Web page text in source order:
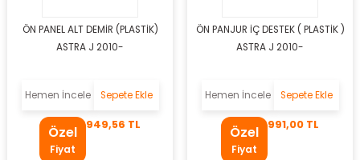
ÖN PANEL ALT DEMİR (PLASTİK)
ASTRA J 2010-
Hemen İncele Sepete Ekle
Özel
Fiyat
949,56 TL
ÖN PANJUR İÇ DESTEK ( PLASTİK )
ASTRA J 2010-
Hemen İncele Sepete Ekle
Özel
Fiyat
991,00 TL